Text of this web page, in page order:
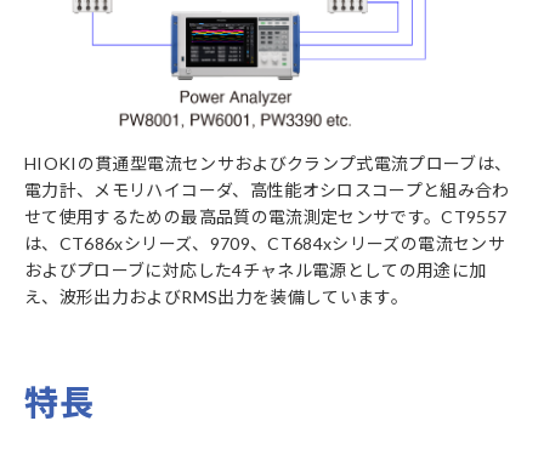
HIOKIの貫通型電流センサおよびクランプ式電流プローブは、
電力計、メモリハイコーダ、高性能オシロスコープと組み合わ
せて使用するための最高品質の電流測定センサです。CT9557
は、CT686xシリーズ、9709、CT684xシリーズの電流センサ
およびプローブに対応した4チャネル電源としての用途に加
え、波形出力およびRMS出力を装備しています。
特長